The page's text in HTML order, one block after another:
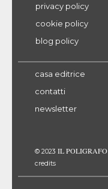
privacy policy
cookie policy
blog policy
casa editrice
contatti
newsletter
© 2023 IL POLIGRAFO
credits